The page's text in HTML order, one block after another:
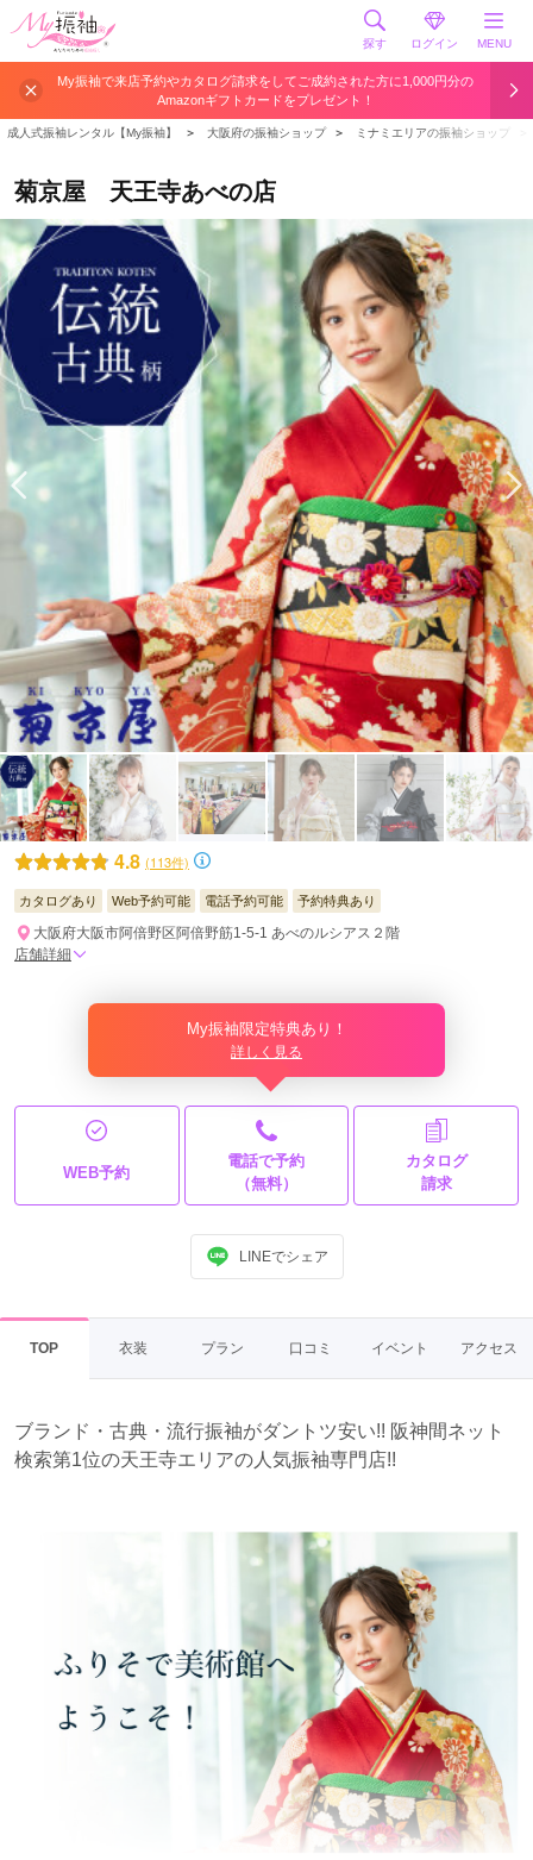
探す ログイン MENU
My振袖で来店予約やカタログ請求をしてご成約された方に1,000円分の
Amazonギフトカードをプレゼント！
成人式振袖レンタル【My振袖】 ＞ 大阪府の振袖ショップ ＞ ミナミエリアの振袖ショップ
菊京屋 天王寺あべの店
4.8 (113件)
カタログあり Web予約可能 電話予約可能 予約特典あり
大阪府大阪市阿倍野区阿倍野筋1-5-1 あべのルシアス２階
店舗詳細
My振袖限定特典あり！
詳しく見る
WEB予約
電話で予約
（無料）
カタログ
請求
LINEでシェア
TOP 衣装 プラン 口コミ イベント アクセス
ブランド・古典・流行振袖がダントツ安い!! 阪神間ネット
検索第1位の天王寺エリアの人気振袖専門店!!